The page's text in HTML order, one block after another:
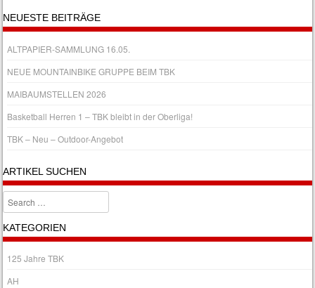
NEUESTE BEITRÄGE
ALTPAPIER-SAMMLUNG 16.05.
NEUE MOUNTAINBIKE GRUPPE BEIM TBK
MAIBAUMSTELLEN 2026
Basketball Herren 1 – TBK bleibt in der Oberliga!
TBK – Neu – Outdoor-Angebot
ARTIKEL SUCHEN
Search
KATEGORIEN
125 Jahre TBK
AH